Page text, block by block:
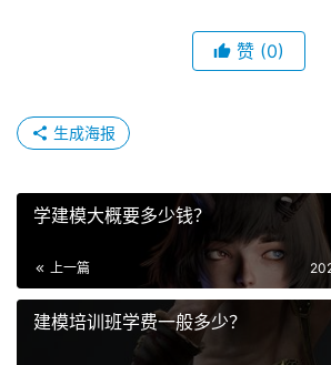
赞 (0)
生成海报
学建模大概要多少钱？
上一篇
建模培训班学费一般多少？